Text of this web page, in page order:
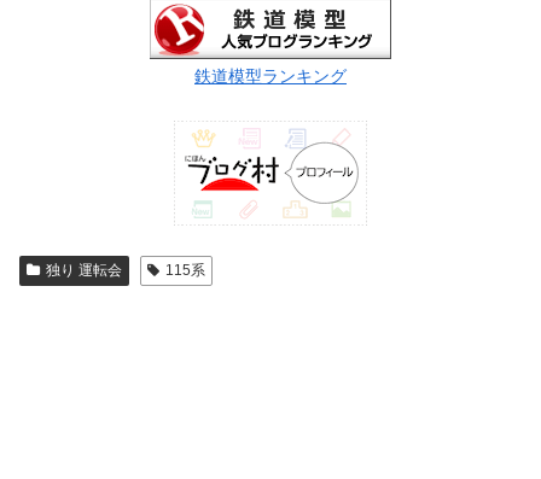
鉄道模型ランキング
独り 運転会 115系